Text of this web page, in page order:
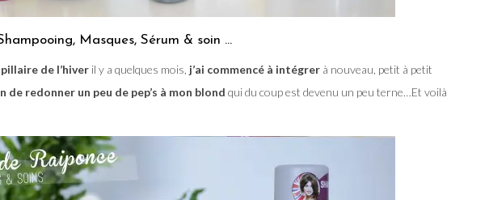
Masques, Sérum & soin …
de l’hiver il y a quelques mois, j’ai commencé à intégrer à nouveau, petit à petit
redonner un peu de pep’s à mon blond qui du coup est devenu un peu terne…Et voilà